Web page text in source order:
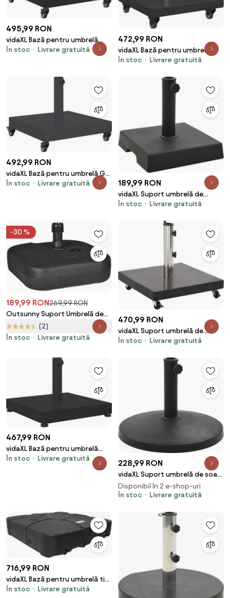
495,99 RON
vidaXL Bază pentru umbrelă
Negru 45 x 45 x 31,5 cm
În stoc Livrare gratuită
472,99 RON
vidaXL Bază pentru umbrelă
Negru 45 x 45 x 45 cm Granit
În stoc Livrare gratuită
492,99 RON
vidaXL Bază pentru umbrelă Gri
închis 45 x 45 x 31,5 cm
În stoc Livrare gratuită 189,99 RON
vidaXL Suport umbrelă de
soare, negru, 8 kg, polirășină,
În stoc Livrare gratuită
-30 %
189,99 RON269,99 RON
Outsunny Suport Umbrelă de
Grădină cu Bază de Umplere
Apă/Nisip HDPE Rezistent la
(2)
În stoc
Livrare gratuită
470,99 RON
vidaXL Suport umbrelă de
soare, negru, 30 kg, granit,
În stoc Livrare gratuită
467,99 RON
vidaXL Bază pentru umbrelă
Negru 45 x 45 x 31,5 cm
În stoc Livrare gratuită
228,99 RON
vidaXL Suport umbrelă de soare
rotund, negru, 10 kg, polirășină
Disponibil în 2 e-shop-uri
În stoc
Livrare gratuită
716,99 RON
vidaXL Bază pentru umbrelă tip
cantilever Negru 86 x 86 x 19 cm
În stoc Livrare gratuită